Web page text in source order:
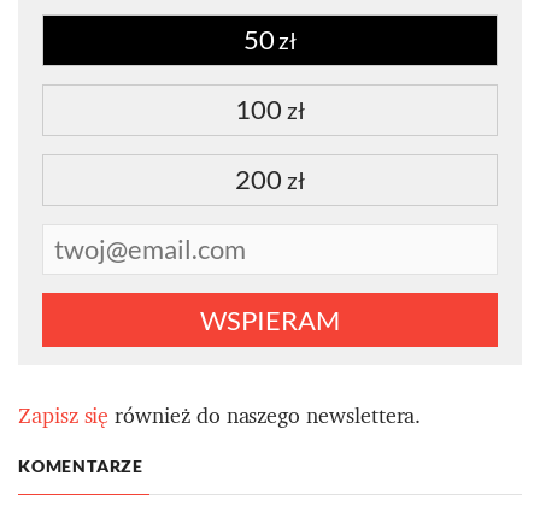
50zł
100 zł
200 zł
WSPIERAM
Zapisz sięrównież do naszego newslettera.
KOMENTARZE